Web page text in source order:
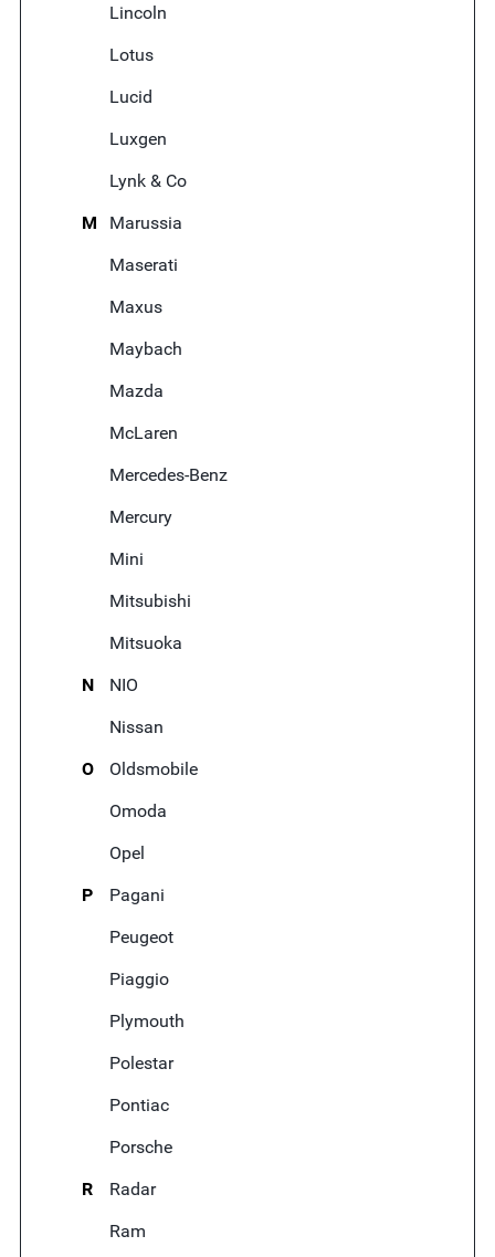
Lincoln
Lotus
Lucid
Luxgen
Lynk & Co
M
Marussia
Maserati
Maxus
Maybach
Mazda
McLaren
Mercedes-Benz
Mercury
Mini
Mitsubishi
Mitsuoka
N
NIO
Nissan
O
Oldsmobile
Omoda
Opel
P
Pagani
Peugeot
Piaggio
Plymouth
Polestar
Pontiac
Porsche
R
Radar
Ram